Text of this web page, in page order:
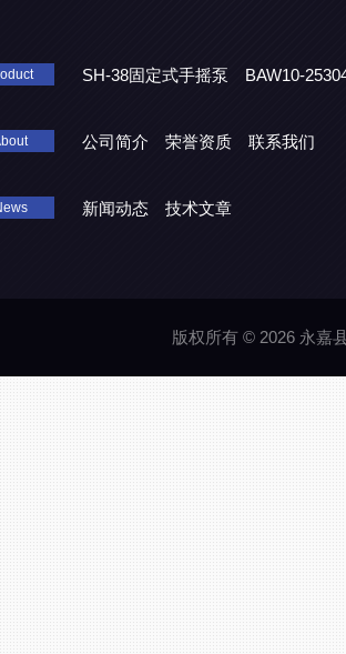
SH-38固定式手摇泵
BAW10-
公司简介 荣誉资质 联系我们
新闻动态 技术文章
版权所有 © 2026 永嘉